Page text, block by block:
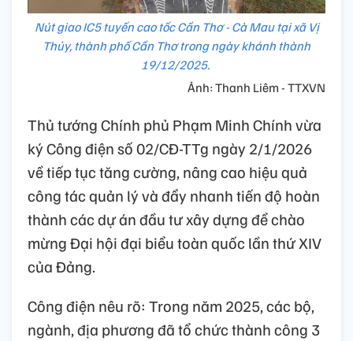
Nút giao IC5 tuyến cao tốc Cần Thơ - Cà Mau tại xã Vị
Thủy, thành phố Cần Thơ trong ngày khánh thành
19/12/2025.
Ảnh: Thanh Liêm - TTXVN
Thủ tướng Chính phủ Phạm Minh Chính vừa
ký Công điện số 02/CĐ-TTg ngày 2/1/2026
về tiếp tục tăng cường, nâng cao hiệu quả
công tác quản lý và đẩy nhanh tiến độ hoàn
thành các dự án đầu tư xây dựng để chào
mừng Đại hội đại biểu toàn quốc lần thứ XIV
của Đảng.
Công điện nêu rõ: Trong năm 2025, các bộ,
ngành, địa phương đã tổ chức thành công 3